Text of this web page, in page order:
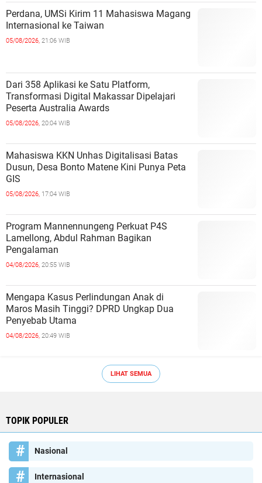
Perdana, UMSi Kirim 11 Mahasiswa Magang
Internasional ke Taiwan
05/08/2026, 21:06 WIB
Dari 358 Aplikasi ke Satu Platform,
Transformasi Digital Makassar Dipelajari
Peserta Australia Awards
05/08/2026, 20:04 WIB
Mahasiswa KKN Unhas Digitalisasi Batas
Dusun, Desa Bonto Matene Kini Punya Peta
GIS
05/08/2026, 17:04 WIB
Program Mannennungeng Perkuat P4S
Lamellong, Abdul Rahman Bagikan
Pengalaman
04/08/2026, 20:55 WIB
Mengapa Kasus Perlindungan Anak di
Maros Masih Tinggi? DPRD Ungkap Dua
Penyebab Utama
04/08/2026, 20:49 WIB
LIHAT SEMUA
TOPIK POPULER
Nasional
Internasional